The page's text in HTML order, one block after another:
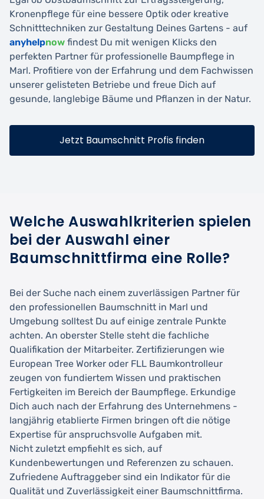
Kronenpflege für eine bessere Optik oder kreative
Schnitttechniken zur Gestaltung Deines Gartens - auf
anyhelpnow findest Du mit wenigen Klicks den
perfekten Partner für professionelle Baumpflege in
Marl. Profitiere von der Erfahrung und dem Fachwissen
unserer gelisteten Betriebe und freue Dich auf
gesunde, langlebige Bäume und Pflanzen in der Natur.
Jetzt Baumschnitt Profis finden
Welche Auswahlkriterien spielen
bei der Auswahl einer
Baumschnittfirma eine Rolle?
Bei der Suche nach einem zuverlässigen Partner für
den professionellen Baumschnitt in Marl und
Umgebung solltest Du auf einige zentrale Punkte
achten. An oberster Stelle steht die fachliche
Qualifikation der Mitarbeiter. Zertifizierungen wie
European Tree Worker oder FLL Baumkontrolleur
zeugen von fundiertem Wissen und praktischen
Fertigkeiten im Bereich der Baumpflege. Erkundige
Dich auch nach der Erfahrung des Unternehmens -
langjährig etablierte Firmen bringen oft die nötige
Expertise für anspruchsvolle Aufgaben mit.
Nicht zuletzt empfiehlt es sich, auf
Kundenbewertungen und Referenzen zu schauen.
Zufriedene Auftraggeber sind ein Indikator für die
Qualität und Zuverlässigkeit einer Baumschnittfirma.